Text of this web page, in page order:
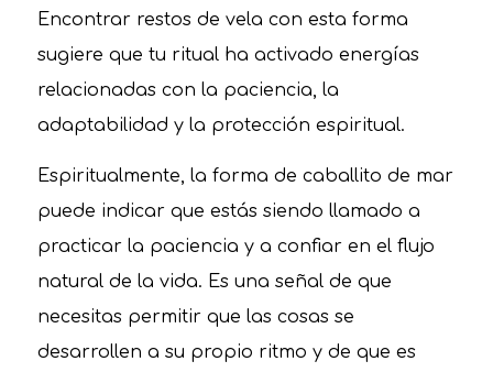
Encontrar restos de vela con esta forma
sugiere que tu ritual ha activado energías
relacionadas con la paciencia, la
adaptabilidad y la protección espiritual.
Espiritualmente, la forma de caballito de mar
puede indicar que estás siendo llamado a
practicar la paciencia y a confiar en el flujo
natural de la vida. Es una señal de que
necesitas permitir que las cosas se
desarrollen a su propio ritmo y de que es